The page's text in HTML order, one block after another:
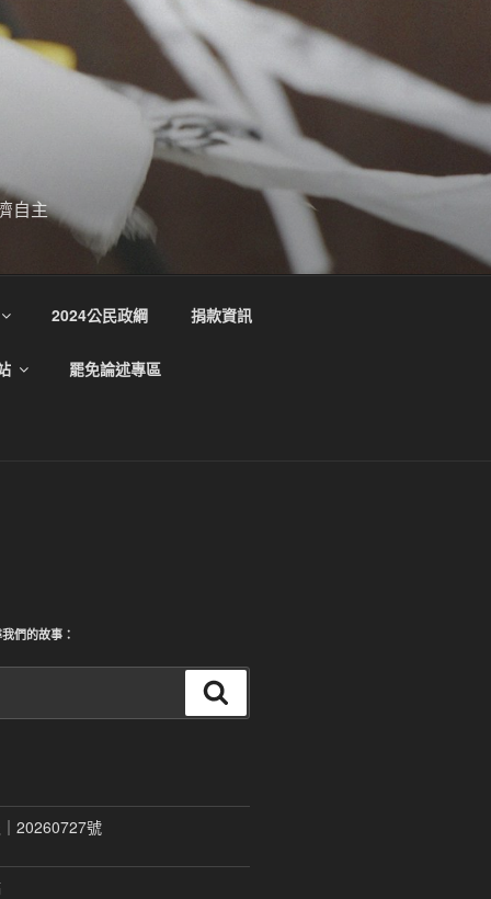
自主
2024公民政綱 捐款資訊
罷免論述專區
們的故事：
尋
20260727號